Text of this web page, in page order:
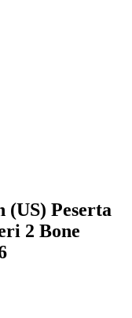
(US) Peserta
2 Bone